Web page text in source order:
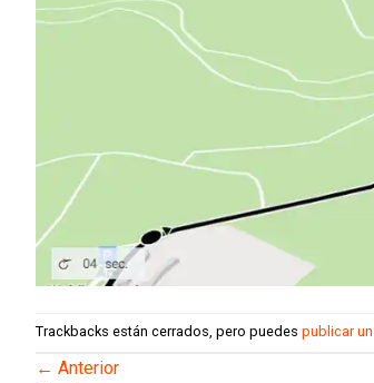
Trackbacks están cerrados, pero puedes publicar
← Anterior